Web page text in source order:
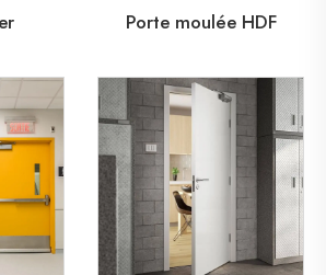
Porte moulée HDF